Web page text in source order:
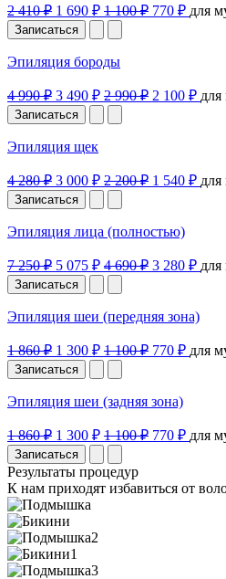
2 410 ₽ 1 690 ₽ 1 100 ₽ 770 ₽ для
Записаться
Эпиляция бороды
4 990 ₽ 3 490 ₽ 2 990 ₽ 2 100 ₽
Записаться
Эпиляция щек
4 280 ₽ 3 000 ₽ 2 200 ₽ 1 540 ₽
Записаться
Эпиляция лица (полностью)
7 250 ₽ 5 075 ₽ 4 690 ₽ 3 280 ₽
Записаться
Эпиляция шеи (передняя зона)
1 860 ₽ 1 300 ₽ 1 100 ₽ 770 ₽ для
Записаться
Эпиляция шеи (задняя зона)
1 860 ₽ 1 300 ₽ 1 100 ₽ 770 ₽ для
Записаться
Результаты процедур
К нам приходят избавиться от